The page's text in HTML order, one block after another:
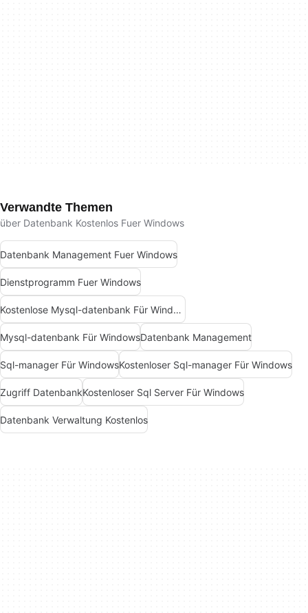
Verwandte Themen
über Datenbank Kostenlos Fuer Windows
Datenbank Management Fuer Windows
Dienstprogramm Fuer Windows
Kostenlose Mysql-datenbank Für Windows
Mysql-datenbank Für WindowsDatenbank Management
Sql-manager Für WindowsKostenloser Sql-manager Für Windows
Zugriff DatenbankKostenloser Sql Server Für Windows
Datenbank Verwaltung Kostenlos